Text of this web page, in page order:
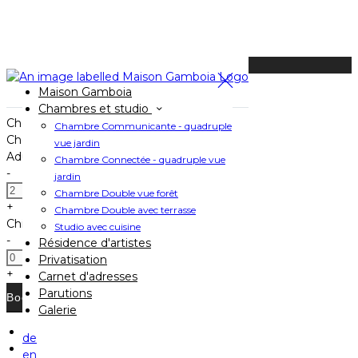
Maison Gamboia
Chambres et studio
Chambre Communicante - quadruple
vue jardin
Chambre Connectée - quadruple vue
jardin
Chambre Double vue forêt
Chambre Double avec terrasse
Studio avec cuisine
Résidence d'artistes
Privatisation
Carnet d'adresses
Parutions
Galerie
de
en
Book your stay
Check In
Check Out
Adults
-
+
Children
-
+